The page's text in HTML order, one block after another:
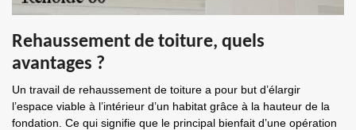
Rehaussement de toiture, quels
avantages ?
Un travail de rehaussement de toiture a pour but d’élargir
l’espace viable à l’intérieur d’un habitat grâce à la hauteur de la
fondation. Ce qui signifie que le principal bienfait d’une opération